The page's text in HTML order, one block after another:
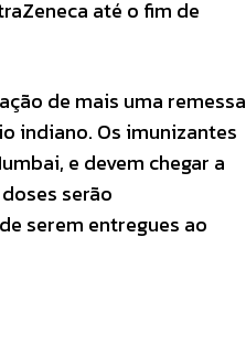
até o fim de
de mais uma remessa
indiano. Os imunizantes
e devem chegar a
serão
serem entregues ao